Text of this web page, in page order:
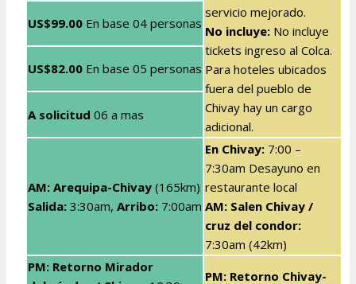
servicio mejorado.
No incluye: No incluye
tickets ingreso al Colca.
Para hoteles ubicados
fuera del pueblo de
Chivay hay un cargo
adicional.
US$99.00 En base 04 personas
US$82.00 En base 05 personas
A solicitud 06 a mas
AM: Arequipa-Chivay (165km)
Salida: 3:30am, Arribo: 7:00am
En Chivay: 7:00 –
7:30am Desayuno en
restaurante local
AM: Salen Chivay /
cruz del condor:
7:30am (42km)
PM: Retorno Mirador
PM: Retorno Chivay-